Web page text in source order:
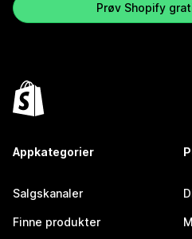
Prøv Shopify
Appkategorier
Salgskanaler
Finne produkter